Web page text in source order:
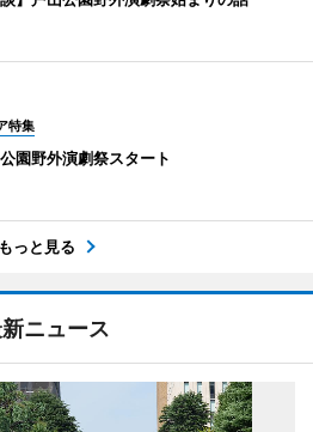
特集
園野外演劇祭スタート
もっと見る
ニュース